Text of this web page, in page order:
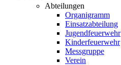
Abteilungen
Organigramm
Einsatzabteilung
Jugendfeuerwehr
Kinderfeuerwehr
Messgruppe
Verein